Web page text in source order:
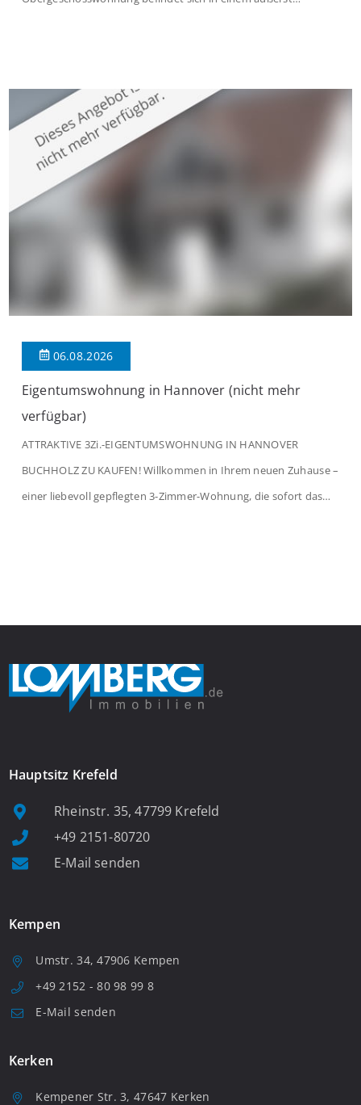
großzügige Räume und eine hochwertige Ausstattung, die
modernen Wohnkomfort mit einem stilvollen Ambiente
verbindet. Der […]
06.08.2026
Eigentumswohnung in Hannover (nicht mehr
verfügbar)
ATTRAKTIVE 3Zi.-EIGENTUMSWOHNUNG IN HANNOVER
BUCHHOLZ ZU KAUFEN! Willkommen in Ihrem neuen Zuhause –
einer liebevoll gepflegten 3-Zimmer-Wohnung, die sofort das
Hauptsitz Krefeld
Rheinstr. 35, 47799 Krefeld
+49 2151-80720
E-Mail senden
Kempen
Umstr. 34, 47906 Kempen
+49 2152 - 80 98 99 8
E-Mail senden
Kerken
Kempener Str. 3, 47647 Kerken